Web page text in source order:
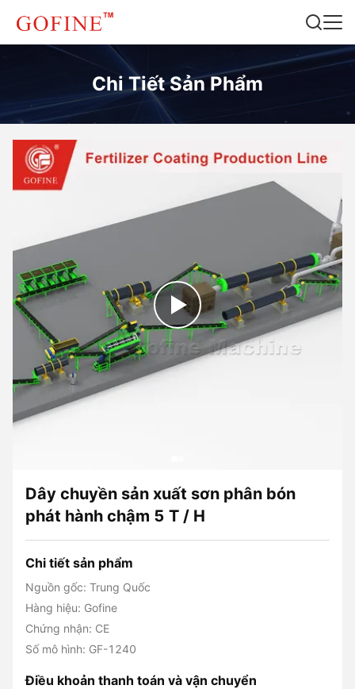
Chi Tiết Sản Phẩm
Dây chuyền sản xuất sơn phân bón
phát hành chậm 5 T / H
Chi tiết sản phẩm
Nguồn gốc: Trung Quốc
Hàng hiệu: Gofine
Chứng nhận: CE
Số mô hình: GF-1240
Điều khoản thanh toán và vận chuyển